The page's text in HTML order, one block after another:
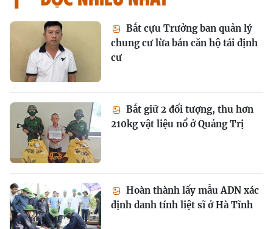
Bắt cựu Trưởng ban quản lý
chung cư lừa bán căn hộ tái định
cư
Bắt giữ 2 đối tượng, thu hơn
210kg vật liệu nổ ở Quảng Trị
Hoàn thành lấy mẫu ADN xác
định danh tính liệt sĩ ở Hà Tĩnh